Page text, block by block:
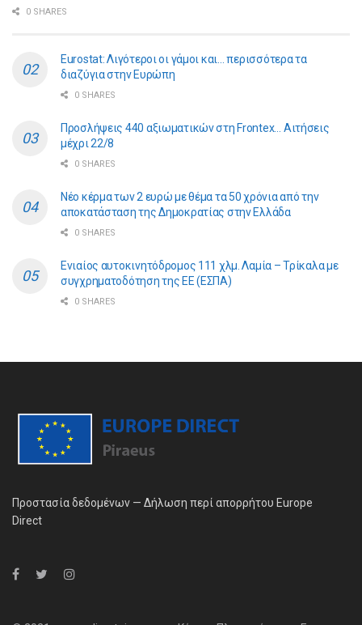
0 SHARES
Eurostat: Λιγότεροι οι γάμοι και… περισσότερα τα
διαζύγια στην Ευρώπη
0 SHARES
Προσλήψεις 440 αξιωματικών στη Frontex… Αιτήσεις
μέχρι 22/8
0 SHARES
Νέο κέρμα των 2 ευρώ με θέμα τα 50 χρόνια από την
αποκατάσταση της Δημοκρατίας στην Ελλάδα
0 SHARES
Ενιαίος αυτοκινητόδρομος 111 χλμ. Λαμία – Τρίκαλα με
συγχρηματοδότηση της ΕE (ΕΣΠΑ)
0 SHARES
Προστασία δεδομένων — Δήλωση περί απορρήτου Europe
Direct